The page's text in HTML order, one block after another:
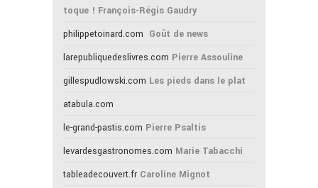
toque ! François-Régis Gaudry
philippetoinard.com Goût de news
larepubliquedeslivres.com Pierre Assouline
gillespudlowski.com Les pieds dans le plat
atabula.com
le-grand-pastis.com Pierre Psaltis
levardesgastronomes.com Marie Tabacchi
tableadecouvert.fr Caroline Mignot